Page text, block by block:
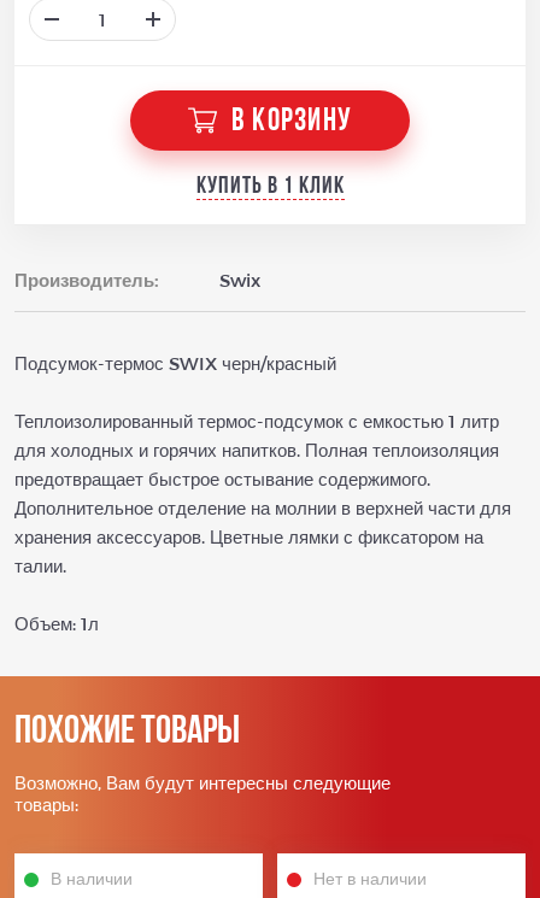
В КОРЗИНУ
Купить в 1 клик
Производитель: Swix
Подсумок-термос SWIX черн/красный
Теплоизолированный термос-подсумок с емкостью 1 литр
для холодных и горячих напитков. Полная теплоизоляция
предотвращает быстрое остывание содержимого.
Дополнительное отделение на молнии в верхней части для
хранения аксессуаров. Цветные лямки с фиксатором на
талии.
Объем: 1л
Похожие товары
Возможно, Вам будут интересны следующие
товары:
В наличии Нет в наличии